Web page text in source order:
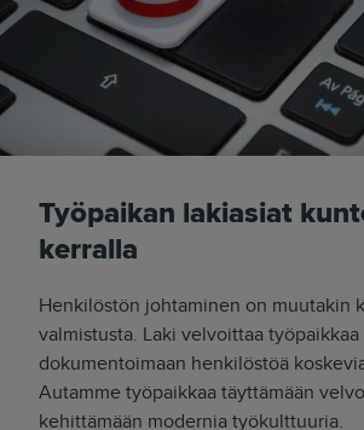
Työpaikan lakiasiat
kerralla
Henkilöstön johtaminen on muutakin
valmistusta. Laki velvoittaa työpaikkaa
dokumentoimaan henkilöstöä
Autamme työpaikkaa täyttämään
kehittämään modernia työkulttuuria.